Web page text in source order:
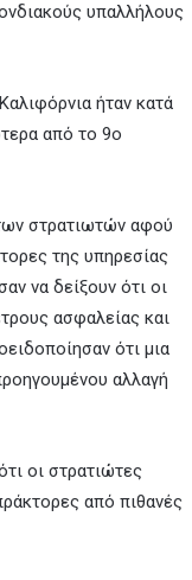
υπαλλήλους
ήταν κατά
από το 9ο
στρατιωτών αφού
της υπηρεσίας
να δείξουν ότι οι
ασφαλείας και
ότι μια
αλλαγή
οι στρατιώτες
από πιθανές